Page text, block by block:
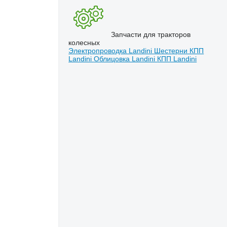
Запчасти для тракторов
колесных
Электропроводка Landini Шестерни КПП
LandiniОблицовка Landini КПП Landini